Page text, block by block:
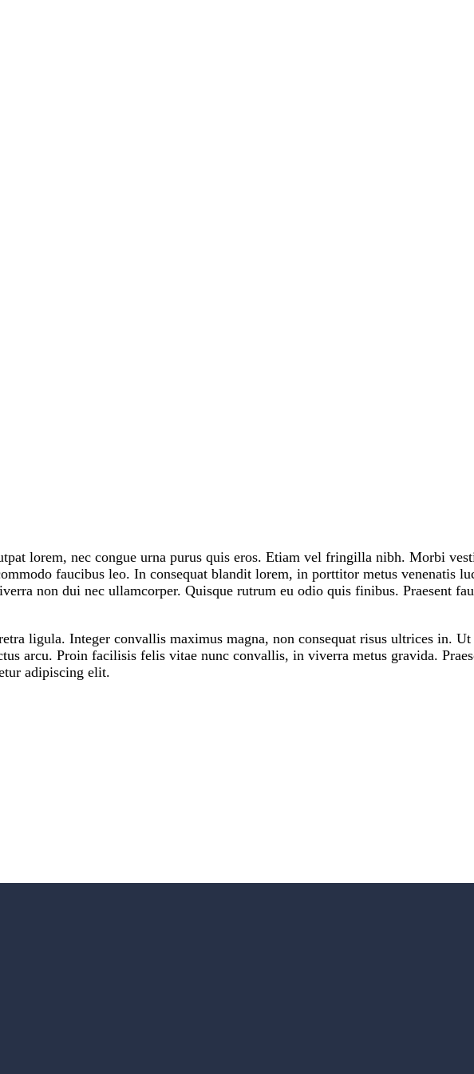
lorem, nec congue urna purus quis eros. Etiam vel fringilla nibh. Morbi
faucibus leo. In consequat blandit lorem, in porttitor metus venenatis
non dui nec ullamcorper. Quisque rutrum eu odio quis finibus. Praesent
ligula. Integer convallis maximus magna, non consequat risus ultrices in.
arcu. Proin facilisis felis vitae nunc convallis, in viverra metus gravida.
adipiscing elit.